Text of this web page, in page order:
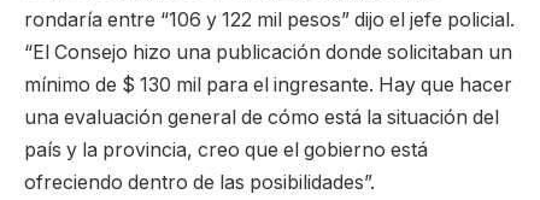
rondaría entre “106 y 122 mil pesos” dijo el jefe policial.
“El Consejo hizo una publicación donde solicitaban un
mínimo de $ 130 mil para el ingresante. Hay que hacer
una evaluación general de cómo está la situación del
país y la provincia, creo que el gobierno está
ofreciendo dentro de las posibilidades”.